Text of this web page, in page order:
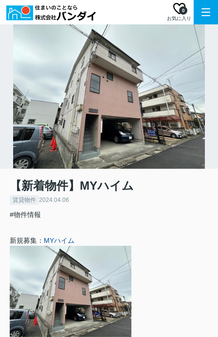
お気に入り
0
【新着物件】MYハイム
賃貸物件 2024.04.06
#物件情報
新規募集： MYハイム